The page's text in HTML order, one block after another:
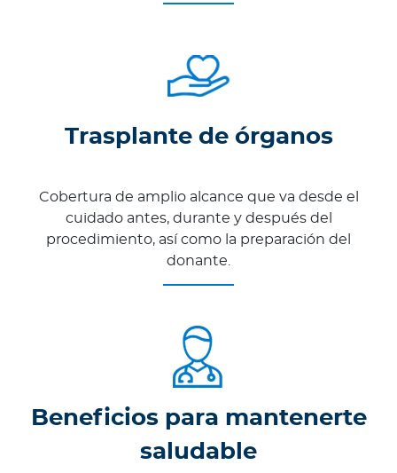
Trasplante de órganos
Cobertura de amplio alcance que va desde el
cuidado antes, durante y después del
procedimiento, así como la preparación del
donante.
Beneficios para mantenerte
saludable